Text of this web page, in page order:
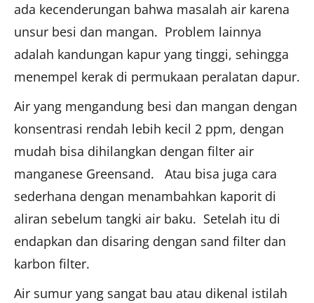
ada kecenderungan bahwa masalah air karena
unsur besi dan mangan. Problem lainnya
adalah kandungan kapur yang tinggi, sehingga
menempel kerak di permukaan peralatan dapur.
Air yang mengandung besi dan mangan dengan
konsentrasi rendah lebih kecil 2 ppm, dengan
mudah bisa dihilangkan dengan filter air
manganese Greensand. Atau bisa juga cara
sederhana dengan menambahkan kaporit di
aliran sebelum tangki air baku. Setelah itu di
endapkan dan disaring dengan sand filter dan
karbon filter.
Air sumur yang sangat bau atau dikenal istilah